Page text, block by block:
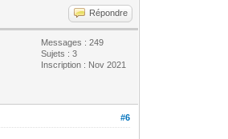
Répondre
Messages : 249
Sujets : 3
Inscription : Nov 2021
#6